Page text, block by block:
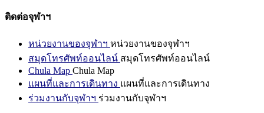
ติดต่อจุฬาฯ
หน่วยงานของจุฬาฯ หน่วยงานของจุฬาฯ
สมุดโทรศัพท์ออนไลน์ สมุดโทรศัพท์ออนไลน์
Chula Map Chula Map
แผนที่และการเดินทาง แผนที่และการเดินทาง
ร่วมงานกับจุฬาฯ ร่วมงานกับจุฬาฯ